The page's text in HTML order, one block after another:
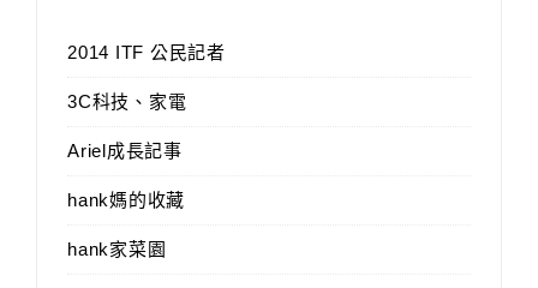
2014 ITF 公民記者
3C科技、家電
Ariel成長記事
hank媽的收藏
hank家菜園